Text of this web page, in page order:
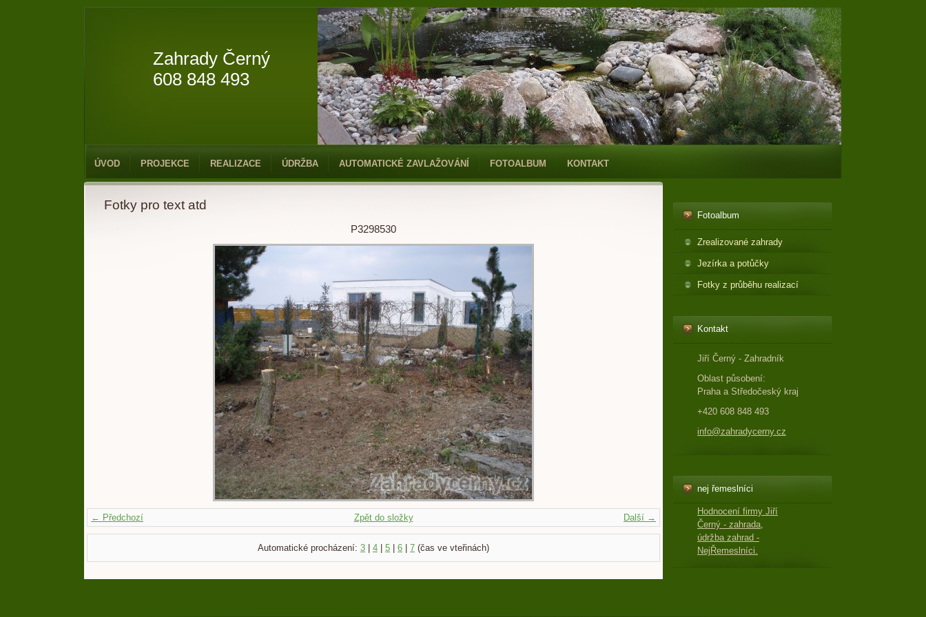
Zahrady Černý
608 848 493
ÚVOD PROJEKCE REALIZACE ÚDRŽBA AUTOMATICKÉ ZAVLAŽOVÁNÍ FOTOALBUM KONTAKT
Fotoalbum
Zrealizované zahrady
Jezírka a potůčky
Fotky z průběhu realizací
Kontakt
Jiří Černý - Zahradník
Oblast působení:
Praha a Středočeský kraj
+420 608 848 493
info@zahradycerny.cz
nej řemeslníci
Hodnocení firmy Jiří
Černý - zahrada,
údržba zahrad -
NejŘemeslníci.
Fotky pro text atd
P3298530
← Předchozí Další →
Zpět do složky
Automatické procházení: 3 4 5 6 7 (čas ve vteřinách)